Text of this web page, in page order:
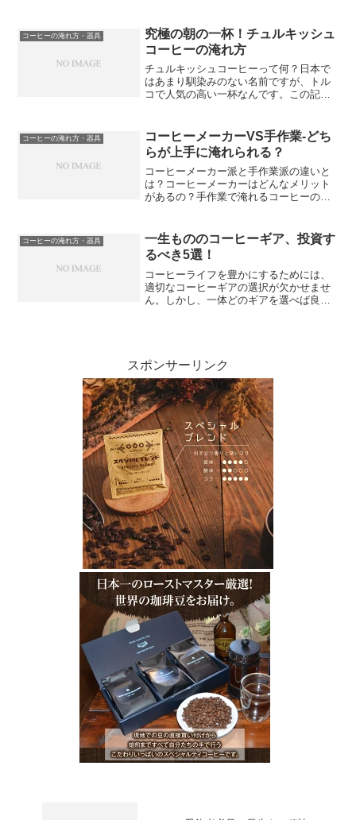
しょうか？一方で金属フィルターはどの
ような味が引き出されるので...
コーヒーの淹れ方・器具
究極の朝の一杯！チュルキッシュ
コーヒーの淹れ方
チュルキッシュコーヒーって何？日本で
はあまり馴染みのない名前ですが、トル
コで人気の高い一杯なんです。この記事
す。必要な器具や材料一覧から、最高の
豆の選び方や挽き方まで詳し...
コーヒーの淹れ方・器具
コーヒーメーカーVS手作業-どち
らが上手に淹れられる？
コーヒーメーカー派と手作業派の違いと
は？コーヒーメーカーはどんなメリット
があるの？手作業で淹れるコーヒーの良
が良い？結局、どちらを選ぶべき？「コ
ーヒーメーカーVS手作業...
コーヒーの淹れ方・器具
一生もののコーヒーギア、投資す
るべき5選！
コーヒーライフを豊かにするためには、
適切なコーヒーギアの選択が欠かせませ
ん。しかし、一体どのギアを選べば良い
スポンサーリンク